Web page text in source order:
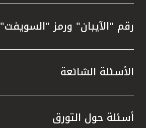
رقم "الآيبان" ورمز "السويفت"
الأسئلة الشائعة
أسئلة حول التورق